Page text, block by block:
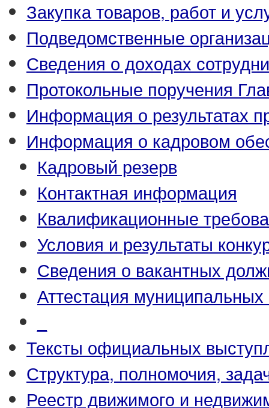
Закупка товаров, работ и
Подведомственные
Сведения о доходах
Протокольные поручения
Информация о результатах
Информация о кадровом
Кадровый резерв
Контактная информация
Квалификационные
Условия и результаты
Сведения о вакантных
Аттестация
Тексты официальных
Структура, полномочия,
Реестр движимого и